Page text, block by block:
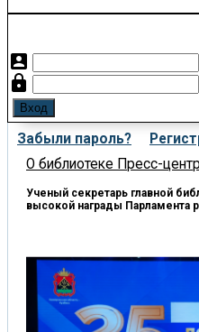
account_box
lock
Забыли пароль?
О библиотеке Пресс-центр
Ученый секретарь главной
высокой награды Парламента